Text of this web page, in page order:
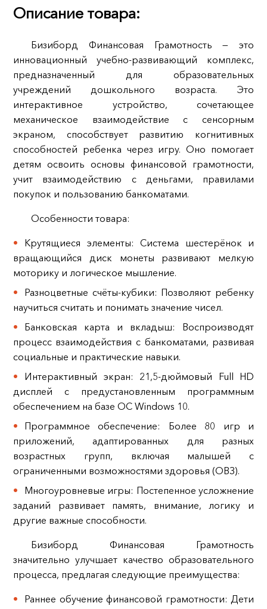
Описание товара:
Бизиборд Финансовая Грамотность — это
инновационный учебно-развивающий комплекс,
предназначенный для образовательных
учреждений дошкольного возраста. Это
интерактивное устройство, сочетающее
механическое взаимодействие с сенсорным
экраном, способствует развитию когнитивных
способностей ребенка через игру. Оно помогает
детям освоить основы финансовой грамотности,
учит взаимодействию с деньгами, правилами
покупок и пользованию банкоматами.
Особенности товара:
Крутящиеся элементы: Система шестерёнок и
вращающийся диск монеты развивают мелкую
моторику и логическое мышление.
Разноцветные счёты-кубики: Позволяют ребенку
научиться считать и понимать значение чисел.
Банковская карта и вкладыш: Воспроизводят
процесс взаимодействия с банкоматами, развивая
социальные и практические навыки.
Интерактивный экран: 21,5-дюймовый Full HD
дисплей с предустановленным программным
обеспечением на базе ОС Windows 10.
Программное обеспечение: Более 80 игр и
приложений, адаптированных для разных
возрастных групп, включая малышей с
ограниченными возможностями здоровья (ОВЗ).
Многоуровневые игры: Постепенное усложнение
заданий развивает память, внимание, логику и
другие важные способности.
Бизиборд Финансовая Грамотность
значительно улучшает качество образовательного
процесса, предлагая следующие преимущества:
Раннее обучение финансовой грамотности: Дети